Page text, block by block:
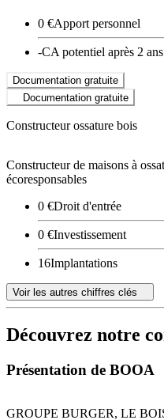
0 €Apport personnel
-CA potentiel après 2 ans
Documentation gratuite
Documentation gratuite
Constructeur ossature bois
Constructeur de maisons à
écoresponsables
0 €Droit d'entrée
0 €Investissement
16Implantations
Voir les autres chiffres clés
Découvrez notre
Présentation de BOOA
GROUPE BURGER, LE